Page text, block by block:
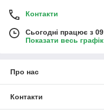
Контакти
Сьогодні працює з
Показати весь
Про нас
Контакти